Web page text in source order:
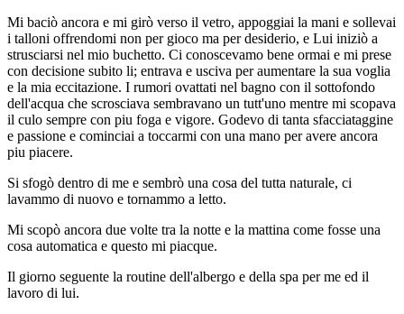
Mi baciò ancora e mi girò verso il vetro, appoggiai la mani e sollevai
i talloni offrendomi non per gioco ma per desiderio, e Lui iniziò a
strusciarsi nel mio buchetto. Ci conoscevamo bene ormai e mi prese
con decisione subito li; entrava e usciva per aumentare la sua voglia
e la mia eccitazione. I rumori ovattati nel bagno con il sottofondo
dell'acqua che scrosciava sembravano un tutt'uno mentre mi scopava
il culo sempre con piu foga e vigore. Godevo di tanta sfacciataggine
e passione e cominciai a toccarmi con una mano per avere ancora
piu piacere.
Si sfogò dentro di me e sembrò una cosa del tutta naturale, ci
lavammo di nuovo e tornammo a letto.
Mi scopò ancora due volte tra la notte e la mattina come fosse una
cosa automatica e questo mi piacque.
Il giorno seguente la routine dell'albergo e della spa per me ed il
lavoro di lui.